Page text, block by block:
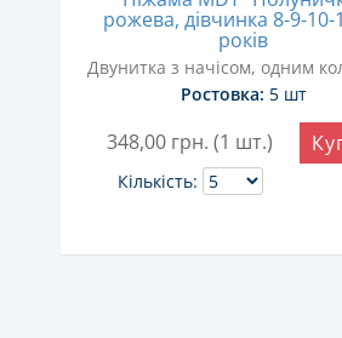
рожева, дівчинка 8-9-10-
років
Двунитка з начісом, одним
Ростовка: 5 шт
348,00 грн. (1 шт.)
Кількість: